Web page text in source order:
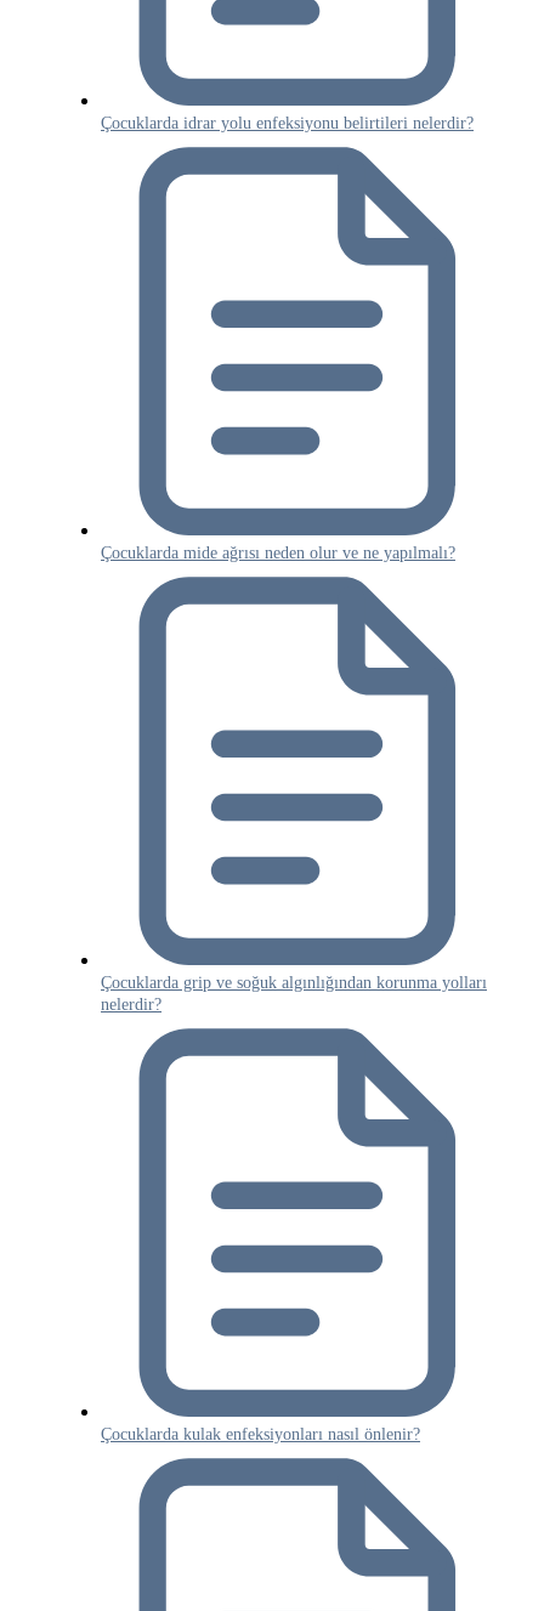
Çocuklarda idrar yolu enfeksiyonu belirtileri nelerdir?
Çocuklarda mide ağrısı neden olur ve ne yapılmalı?
Çocuklarda grip ve soğuk algınlığından korunma yolları
nelerdir?
Çocuklarda kulak enfeksiyonları nasıl önlenir?